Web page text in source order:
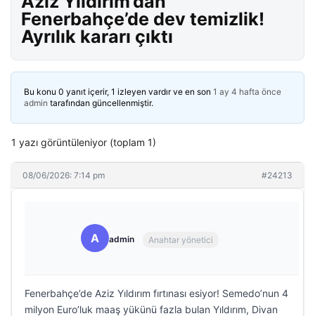
Fenerbahçe’de dev temizlik!
Ayrılık kararı çıktı
Bu konu 0 yanıt içerir, 1 izleyen vardır ve en son 1 ay 4 hafta önce
admin tarafından güncellenmiştir.
1 yazı görüntüleniyor (toplam 1)
08/06/2026: 7:14 pm #24213
A admin Anahtar yönetici
Fenerbahçe’de Aziz Yıldırım fırtınası esiyor! Semedo’nun 4
milyon Euro’luk maaş yükünü fazla bulan Yıldırım, Divan